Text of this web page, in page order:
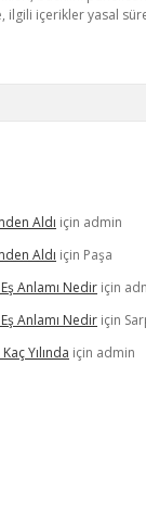
ilgili içerikler yasal
Aldı için admin
Aldı için Paşa
Anlamı Nedir için
Anlamı Nedir için
Yılında için admin